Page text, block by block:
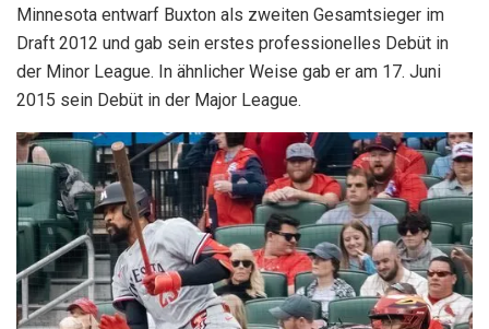
Minnesota entwarf Buxton als zweiten Gesamtsieger im
Draft 2012 und gab sein erstes professionelles Debüt in
der Minor League. In ähnlicher Weise gab er am 17. Juni
2015 sein Debüt in der Major League.